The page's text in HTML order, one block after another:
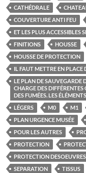
CATHÉDRALE
COUVERTURE ANTI FEU
ET LES PLUS ACCESSIBLES
FINITIONS
HOUSSE
HOUSSE DE PROTECTION
IL FAUT METTRE EN PLACE
LE PLAN DE SAUVEGARDE
CHARGE DES DIFFÉRENTES
DES FUMÉES. LES
LÉGERS
M0 M1
PLAN URGENCE MUSÉE
POUR LES AUTRES
PROTECTION
PROTECTION DESOEUVRES
SEPARATION
TISSUS